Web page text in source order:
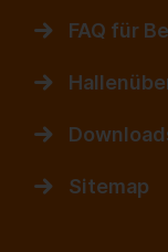
FAQ für
Sitemap